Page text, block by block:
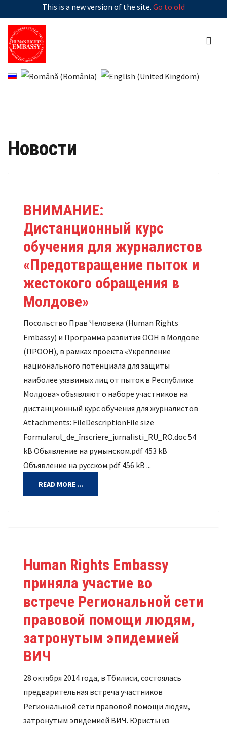
This is a new version of the site. Go to old
Новости
ВНИМАНИЕ:
Дистанционный курс
обучения для журналистов
«Предотвращение пыток и
жестокого обращения в
Молдове»
Посольство Прав Человека (Human Rights
Embassy) и Программа развития ООН в Молдове
(ПРООН), в рамках проекта «Укрепление
национального потенциала для защиты
наиболее уязвимых лиц от пыток в Республике
Молдова» объявляют о наборе участников на
дистанционный курс обучения для журналистов
Attachments: FileDescriptionFile size
Formularul_de_înscriere_jurnalisti_RU_RO.doc 54
kB Объявление на румынском.pdf 453 kB
Объявление на русском.pdf 456 kB ...
READ MORE ...
Human Rights Embassy
приняла участие во
встрече Региональной сети
правовой помощи людям,
затронутым эпидемией
ВИЧ
28 октября 2014 года, в Тбилиси, состоялась
предварительная встреча участников
Региональной сети правовой помощи людям,
затронутым эпидемией ВИЧ. Юристы из